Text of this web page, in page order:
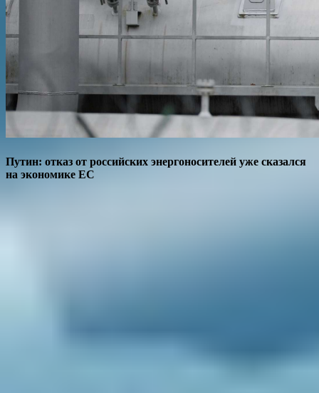
Путин: отказ от российских энергоносителей уже сказался
на экономике ЕС